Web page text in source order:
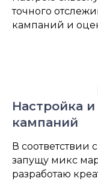
точного
кампаний и
Настройка
кампаний
В
запущу микс
разработаю